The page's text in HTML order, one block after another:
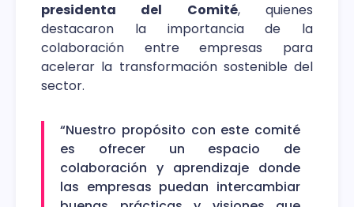
presidenta del Comité, quienes
destacaron la importancia de la
colaboración entre empresas para
acelerar la transformación sostenible del
sector.
“Nuestro propósito con este comité
es ofrecer un espacio de
colaboración y aprendizaje donde
las empresas puedan intercambiar